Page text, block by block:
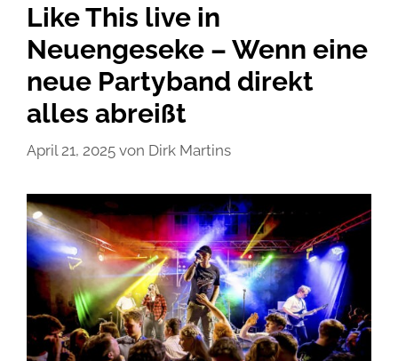
Like This live in
Neuengeseke – Wenn eine
neue Partyband direkt
alles abreißt
April 21, 2025 von Dirk Martins